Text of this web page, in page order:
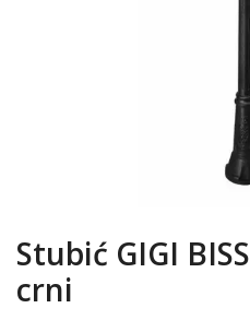
Stubić GIGI
crni